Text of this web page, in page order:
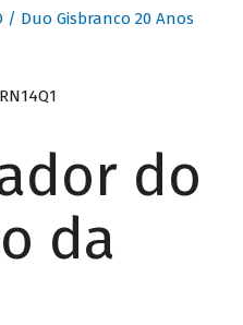
/ Duo Gisbranco 20 Anos
do
da